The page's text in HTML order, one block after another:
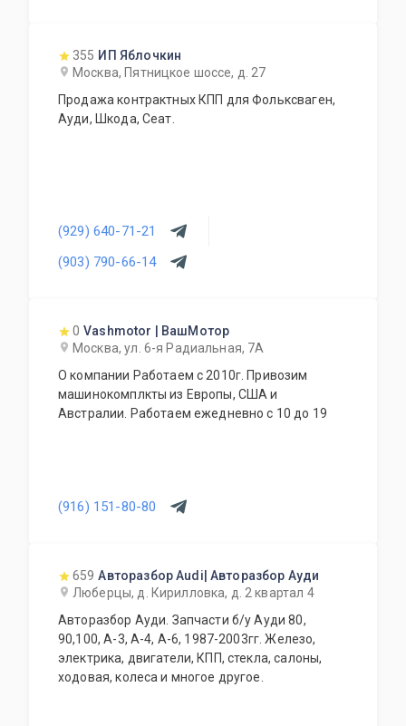
355 ИП Яблочкин
Москва, Пятницкое шоссе, д. 27
Продажа контрактных КПП для Фольксваген,
Ауди, Шкода, Сеат.
(929) 640-71-21
(903) 790-66-14
0 Vashmotor | ВашМотор
Москва, ул. 6-я Радиальная, 7А
О компании Работаем с 2010г. Привозим
машинокомплкты из Европы, США и
Австралии. Работаем ежедневно с 10 до 19
(916) 151-80-80
659 Авторазбор Audi| Авторазбор Ауди
Люберцы, д. Кирилловка, д. 2 квартал 4
Авторазбор Ауди. Запчасти б/у Ауди 80,
90,100, А-3, А-4, А-6, 1987-2003гг. Железо,
электрика, двигатели, КПП, стекла, салоны,
ходовая, колеса и многое другое.